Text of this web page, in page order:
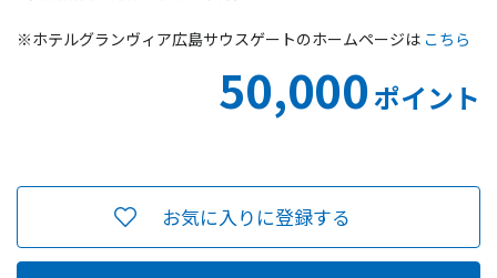
※ホテルグランヴィア広島サウスゲートのホームページは こちら
50,000ポイント
お気に入りに登録する